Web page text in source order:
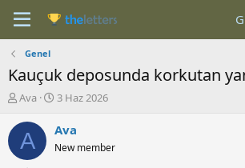
Genel
Kauçuk deposunda korkutan
K
n
b
u
Ava
B
ş
a
3 Haz 2026
A Ava
New member